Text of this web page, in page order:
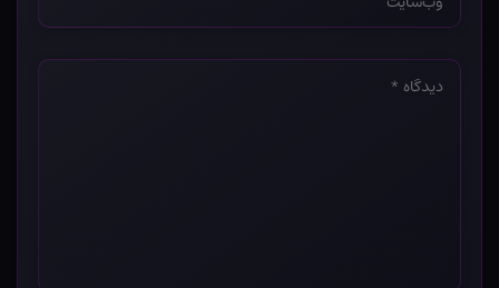
*
دیدگاه